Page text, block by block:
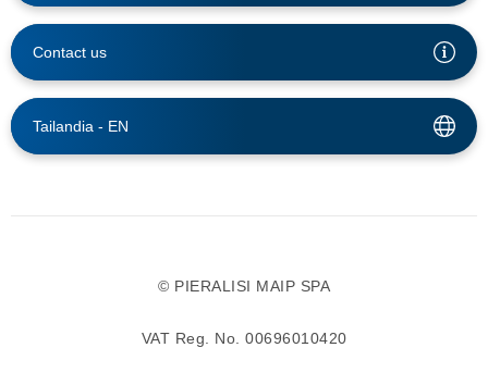
Contact us
Tailandia - EN
© PIERALISI MAIP SPA
VAT Reg. No. 00696010420